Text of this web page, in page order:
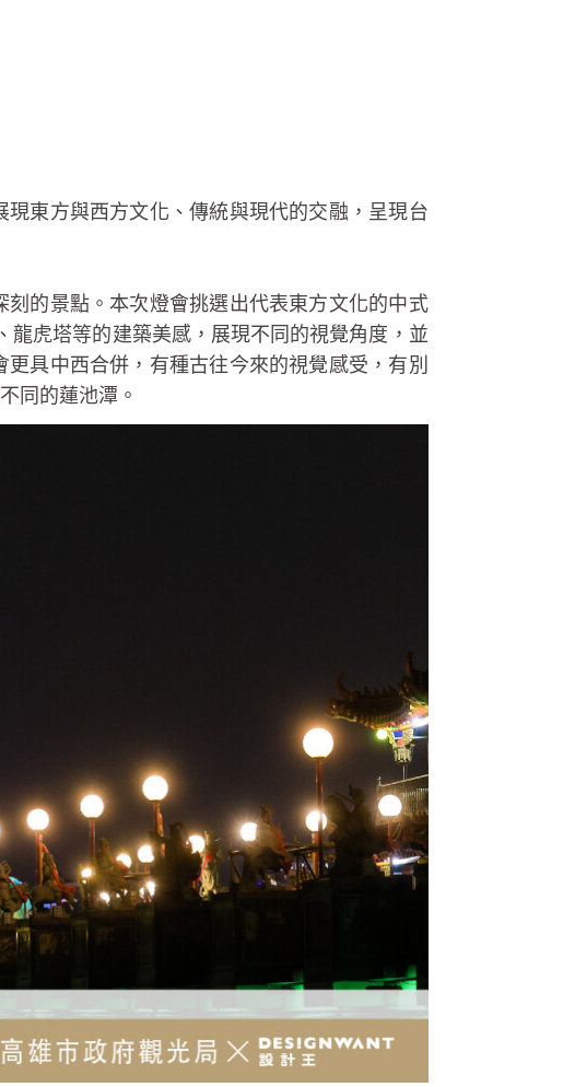
東方與西方文化、傳統與現代的交融，呈現台
的景點。本次燈會挑選出代表東方文化的中式
虎塔等的建築美感，展現不同的視覺角度，並
具中西合併，有種古往今來的視覺感受，有別
同的蓮池潭。